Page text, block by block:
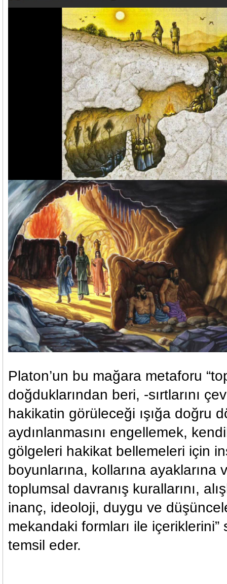
Platon’un bu mağara metaforu
doğduklarından beri, -sırtlarını
hakikatin görüleceği ışığa doğru
aydınlanmasını engellemek,
gölgeleri hakikat bellemeleri için
boyunlarına, kollarına ayaklarına
toplumsal davranış kurallarını,
inanç, ideoloji, duygu ve
mekandaki formları ile
temsil eder.